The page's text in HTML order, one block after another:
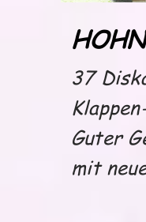
37
Guter
mit